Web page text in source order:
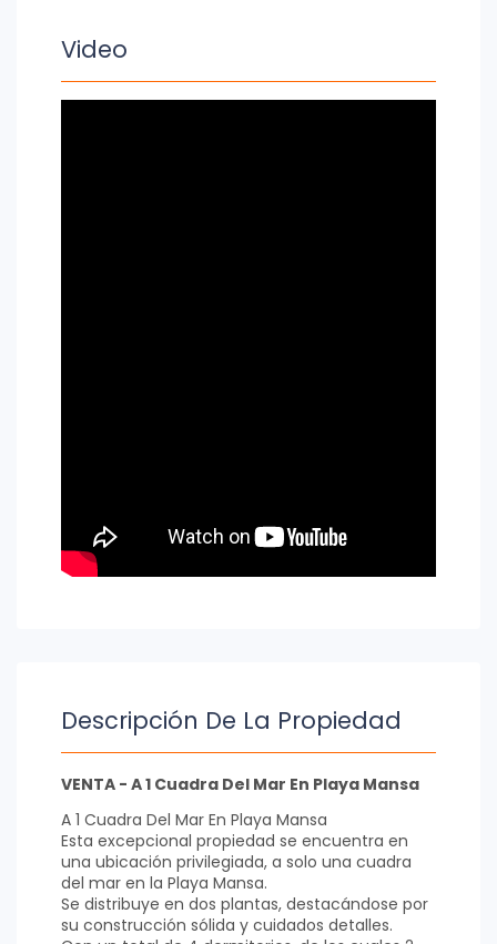
Video
Descripción De La Propiedad
VENTA - A 1 Cuadra Del Mar En Playa Mansa
A 1 Cuadra Del Mar En Playa Mansa
Esta excepcional propiedad se encuentra en
una ubicación privilegiada, a solo una cuadra
del mar en la Playa Mansa.
Se distribuye en dos plantas, destacándose por
su construcción sólida y cuidados detalles.